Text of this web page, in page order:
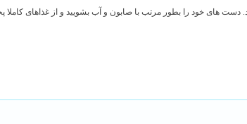
های خود را بطور مرتب با صابون و آب بشویید و از غذاهای کاملا